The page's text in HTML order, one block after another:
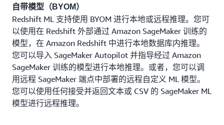
自带模型（BYOM）
Redshift ML 支持使用 BYOM 进行本地或远程推理。您可
以使用在 Redshift 外部通过 Amazon SageMaker 训练的
模型，在 Amazon Redshift 中进行本地数据库内推理。
您可以导入 SageMaker Autopilot 并指导经过 Amazon
SageMaker 训练的模型进行本地推理。或者，您可以调
用远程 SageMaker 端点中部署的远程自定义 ML 模型。
您可以使用任何接受并返回文本或 CSV 的 SageMaker ML
模型进行远程推理。